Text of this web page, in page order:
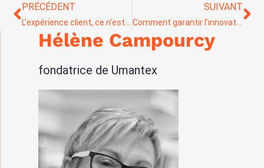
PRÉCÉDENT SUIVANT
Hélène Campourcy
fondatrice de Umantex